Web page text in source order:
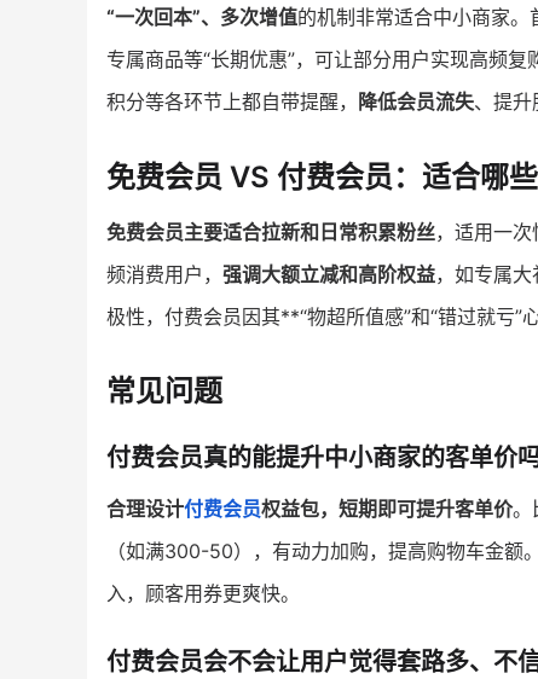
“一次回本”、多次增值的机制非常适合中小商家。
专属商品等“长期优惠”，可让部分用户实现高频
积分等各环节上都自带提醒， 降低会员流失、提升
免费会员 VS 付费会员：适合哪
免费会员主要适合拉新和日常积累粉丝，适用一次
频消费用户， 强调大额立减和高阶权益，如专属
极性，付费会员因其**“物超所值感”和“错过就亏”
常见问题
付费会员真的能提升中小商家的客单价吗
合理设计付费会员权益包，短期即可提升客单价。
（如满300-50），有动力加购，提高购物车金额
入，顾客用券更爽快。
付费会员会不会让用户觉得套路多、不信